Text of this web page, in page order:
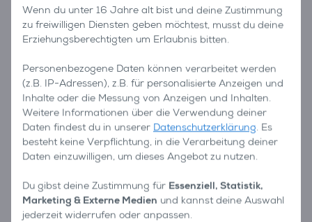
Wenn du unter 16 Jahre alt bist und deine Zustimmung
zu freiwilligen Diensten geben möchtest, musst du deine
Erziehungsberechtigten um Erlaubnis bitten.
Personenbezogene Daten können verarbeitet werden
(z.B. IP-Adressen), z.B. für personalisierte Anzeigen und
Inhalte oder die Messung von Anzeigen und Inhalten.
Weitere Informationen über die Verwendung deiner
Daten findest du in unserer Datenschutzerklärung. Es
besteht keine Verpflichtung, in die Verarbeitung deiner
Daten einzuwilligen, um dieses Angebot zu nutzen.
Du gibst deine Zustimmung für Essenziell, Statistik,
Marketing & Externe Medien und kannst deine Auswahl
jederzeit widerrufen oder anpassen.